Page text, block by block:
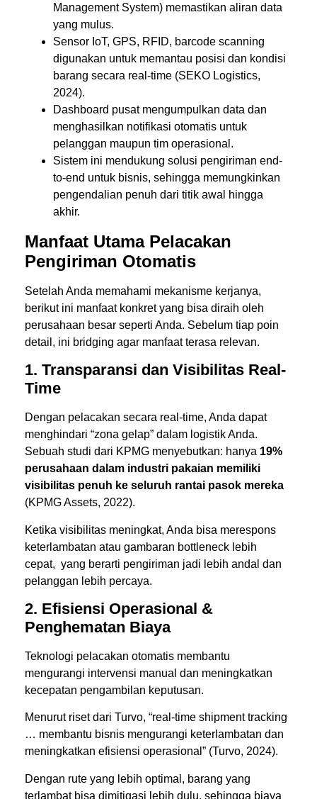
Management System) memastikan aliran data
yang mulus.
Sensor IoT, GPS, RFID, barcode scanning
digunakan untuk memantau posisi dan kondisi
barang secara real-time (SEKO Logistics,
2024).
Dashboard pusat mengumpulkan data dan
menghasilkan notifikasi otomatis untuk
pelanggan maupun tim operasional.
Sistem ini mendukung solusi pengiriman end-
to-end untuk bisnis, sehingga memungkinkan
pengendalian penuh dari titik awal hingga
akhir.
Manfaat Utama Pelacakan
Pengiriman Otomatis
Setelah Anda memahami mekanisme kerjanya,
berikut ini manfaat konkret yang bisa diraih oleh
perusahaan besar seperti Anda. Sebelum tiap poin
detail, ini bridging agar manfaat terasa relevan.
1. Transparansi dan Visibilitas Real-
Time
Dengan pelacakan secara real-time, Anda dapat
menghindari “zona gelap” dalam logistik Anda.
Sebuah studi dari KPMG menyebutkan: hanya 19%
perusahaan dalam industri pakaian memiliki
visibilitas penuh ke seluruh rantai pasok mereka
(KPMG Assets, 2022).
Ketika visibilitas meningkat, Anda bisa merespons
keterlambatan atau gambaran bottleneck lebih
cepat, yang berarti pengiriman jadi lebih andal dan
pelanggan lebih percaya.
2. Efisiensi Operasional &
Penghematan Biaya
Teknologi pelacakan otomatis membantu
mengurangi intervensi manual dan meningkatkan
kecepatan pengambilan keputusan.
Menurut riset dari Turvo, “real-time shipment tracking
… membantu bisnis mengurangi keterlambatan dan
meningkatkan efisiensi operasional” (Turvo, 2024).
Dengan rute yang lebih optimal, barang yang
terlambat bisa dimitigasi lebih dulu, sehingga biaya